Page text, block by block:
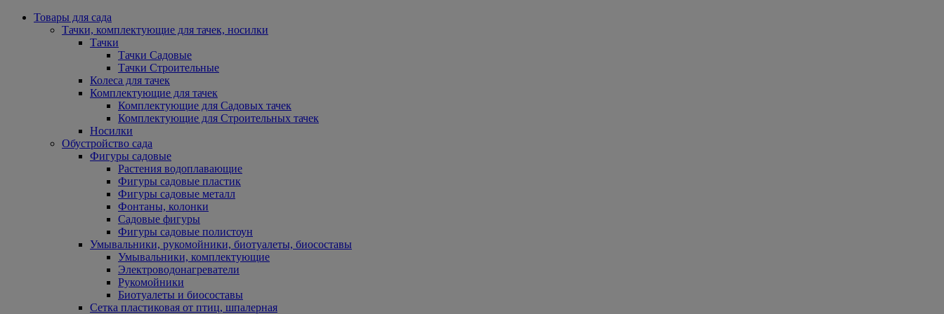
Товары для сада
Тачки, комплектующие для тачек, носилки
Тачки
Тачки Садовые
Тачки Строительные
Колеса для тачек
Комплектующие для тачек
Комплектующие для Садовых тачек
Комплектующие для Строительных тачек
Носилки
Обустройство сада
Фигуры садовые
Растения водоплавающие
Фигуры садовые пластик
Фигуры садовые металл
Фонтаны, колонки
Садовые фигуры
Фигуры садовые полистоун
Умывальники, рукомойники, биотуалеты, биосоставы
Умывальники, комплектующие
Электроводонагреватели
Рукомойники
Биотуалеты и биосоставы
Сетка пластиковая от птиц, шпалерная